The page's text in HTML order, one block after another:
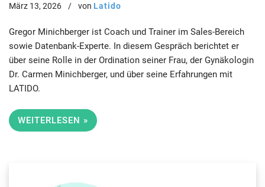
Prozessschritte sind stringent aufgebaut und
sauber umgesetzt.“
März 13, 2026 von Latido
Gregor Minichberger ist Coach und Trainer im Sales-Bereich
sowie Datenbank-Experte. In diesem Gespräch berichtet er
über seine Rolle in der Ordination seiner Frau, der Gynäkologin
Dr. Carmen Minichberger, und über seine Erfahrungen mit
LATIDO.
WEITERLESEN »